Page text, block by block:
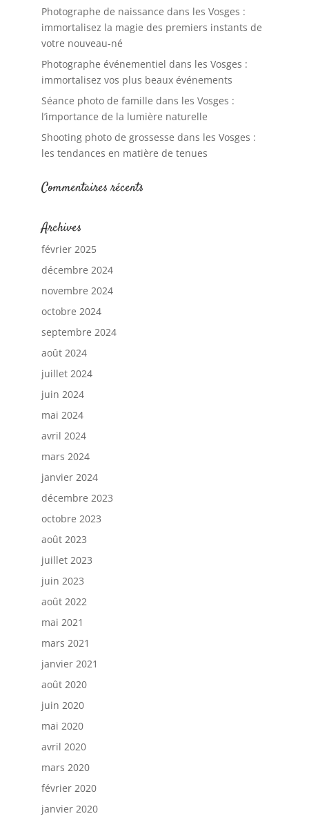
Photographe de naissance dans les Vosges :
immortalisez la magie des premiers instants de
votre nouveau-né
Photographe événementiel dans les Vosges :
immortalisez vos plus beaux événements
Séance photo de famille dans les Vosges :
l’importance de la lumière naturelle
Shooting photo de grossesse dans les Vosges :
les tendances en matière de tenues
Commentaires récents
Archives
février 2025
décembre 2024
novembre 2024
octobre 2024
septembre 2024
août 2024
juillet 2024
juin 2024
mai 2024
avril 2024
mars 2024
janvier 2024
décembre 2023
octobre 2023
août 2023
juillet 2023
juin 2023
août 2022
mai 2021
mars 2021
janvier 2021
août 2020
juin 2020
mai 2020
avril 2020
mars 2020
février 2020
janvier 2020